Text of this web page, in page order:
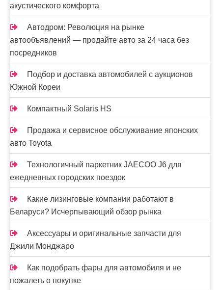
акустического комфорта
Автодром: Революция на рынке
автообъявлений — продайте авто за 24 часа без
посредников
Подбор и доставка автомобилей с аукционов
Южной Кореи
Компактный Solaris HS
Продажа и сервисное обслуживание японских
авто Toyota
Технологичный паркетник JAECOO J6 для
ежедневных городских поездок
Какие лизинговые компании работают в
Беларуси? Исчерпывающий обзор рынка
Аксессуары и оригинальные запчасти для
Джили Монджаро
Как подобрать фары для автомобиля и не
пожалеть о покупке